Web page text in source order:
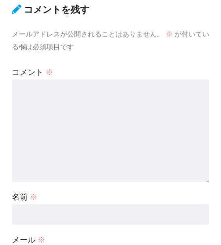
コメントを残す
メールアドレスが公開されることはありません。 ※ が付いてい
る欄は必須項目です
コメント ※
名前 ※
メール ※